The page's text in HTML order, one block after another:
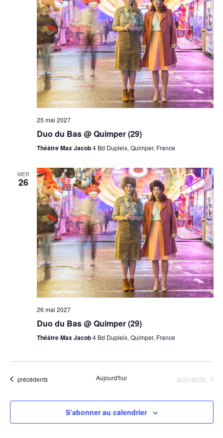
25 mai 2027
Duo du Bas @ Quimper (29)
Théâtre Max Jacob4 Bd Dupleix, Quimper, France
MER
26
26 mai 2027
Duo du Bas @ Quimper (29)
Théâtre Max Jacob4 Bd Dupleix, Quimper, France
Évènements
précédents Aujourd'hui Évènements
suivants
S’abonner au calendrier